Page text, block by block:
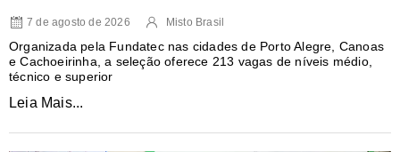
7 de agosto de 2026 Misto Brasil
Organizada pela Fundatec nas cidades de Porto Alegre, Canoas
e Cachoeirinha, a seleção oferece 213 vagas de níveis médio,
técnico e superior
Leia Mais...